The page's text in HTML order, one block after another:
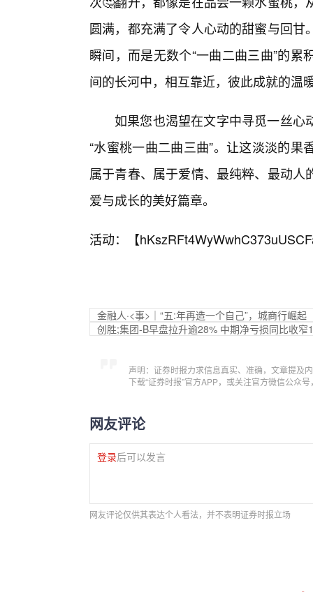
圆满，都充满了令人心动的甜蜜与回
瞬间，而是无数个“一曲二曲三曲”的
间的长河中，相互靠近，彼此成就的温
如果您也渴望在文字中寻觅一丝心
“水蜜桃一曲二曲三曲”。让这淡淡的
属于青春、属于爱情、最纯粹、最动
爱与成长的美好篇章。
活动：【
金融人·<事>｜“五:年再造一个自己”，城商行崛起
创胜;集团-B早盘拉升逾28% 中期净亏损同比收窄
声明：证券时报力求信息真实、准确，文章提及
下载“证券时报”官方APP，或关注官方微信公众
网友评论
登录后可以发言
网友评论仅供其表达个人看法，并不表明证券时报立场